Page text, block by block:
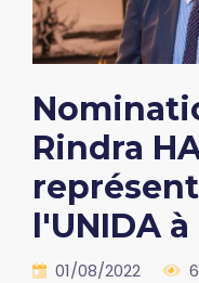
Rindra
l'UNIDA
01/08/2022